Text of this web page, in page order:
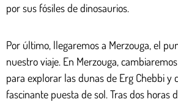
por sus fósiles de dinosaurios.
Por último, llegaremos a Merzouga, el
nuestro viaje. En Merzouga,
para explorar las dunas de Erg Chebbi y
fascinante puesta de sol. Tras dos horas